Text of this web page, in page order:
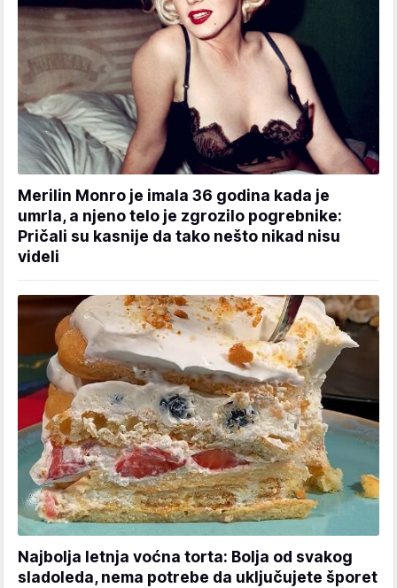
Merilin Monro je imala 36 godina kada je
umrla, a njeno telo je zgrozilo pogrebnike:
Pričali su kasnije da tako nešto nikad nisu
videli
Najbolja letnja voćna torta: Bolja od svakog
sladoleda, nema potrebe da uključujete šporet